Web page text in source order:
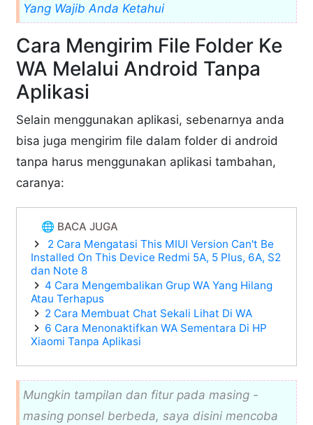
Yang Wajib Anda Ketahui
Cara Mengirim File Folder Ke
WA Melalui Android Tanpa
Aplikasi
Selain menggunakan aplikasi, sebenarnya anda
bisa juga mengirim file dalam folder di android
tanpa harus menggunakan aplikasi tambahan,
caranya:
🌐 BACA JUGA
2 Cara Mengatasi This MIUI Version Can't Be
Installed On This Device Redmi 5A, 5 Plus, 6A, S2
dan Note 8
4 Cara Mengembalikan Grup WA Yang Hilang
Atau Terhapus
2 Cara Membuat Chat Sekali Lihat Di WA
6 Cara Menonaktifkan WA Sementara Di HP
Xiaomi Tanpa Aplikasi
Mungkin tampilan dan fitur pada masing -
masing ponsel berbeda, saya disini mencoba